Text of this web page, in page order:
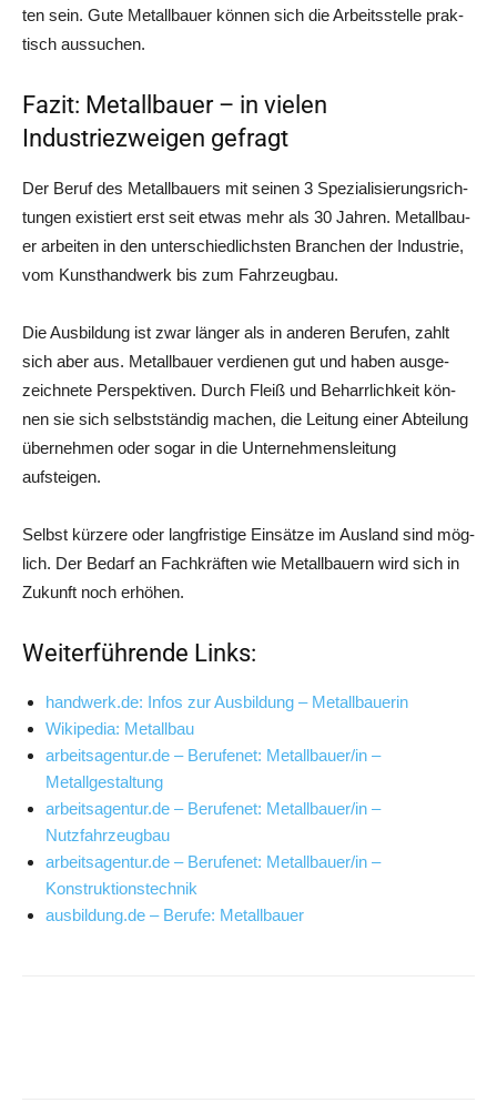
ten sein. Gute Metall­bau­er kön­nen sich die Arbeits­stel­le prak­
tisch aussuchen.
Fazit: Metallbauer – in vielen
Industriezweigen gefragt
Der Beruf des Metall­bau­ers mit sei­nen 3 Spe­zia­li­sie­rungs­rich­
tun­gen exis­tiert erst seit etwas mehr als 30 Jah­ren. Metall­bau­
er arbei­ten in den unter­schied­lichs­ten Bran­chen der Indus­trie,
vom Kunst­hand­werk bis zum Fahrzeugbau.
Die Aus­bil­dung ist zwar län­ger als in ande­ren Beru­fen, zahlt
sich aber aus. Metall­bau­er ver­die­nen gut und haben aus­ge­
zeich­ne­te Per­spek­ti­ven. Durch Fleiß und Beharr­lich­keit kön­
nen sie sich selbst­stän­dig machen, die Lei­tung einer Abtei­lung
über­neh­men oder sogar in die Unter­neh­mens­lei­tung
aufsteigen.
Selbst kür­ze­re oder lang­fris­ti­ge Ein­sät­ze im Aus­land sind mög­
lich. Der Bedarf an Fach­kräf­ten wie Metall­bau­ern wird sich in
Zukunft noch erhöhen.
Weiterführende Links:
handwerk.de: Infos zur Aus­bil­dung – Metallbauerin
Wiki­pe­dia: Metallbau
arbeitsagentur.de – Beru­fe­net: Metallbauer/in –
Metallgestaltung
arbeitsagentur.de – Beru­fe­net: Metallbauer/in –
Nutzfahrzeugbau
arbeitsagentur.de – Beru­fe­net: Metallbauer/in –
Konstruktionstechnik
ausbildung.de – Beru­fe: Metallbauer